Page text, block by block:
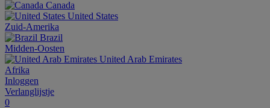
Canada
United States
Zuid-Amerika
Brazil
Midden-Oosten
United Arab Emirates
Afrika
Inloggen
Verlanglijstje
0